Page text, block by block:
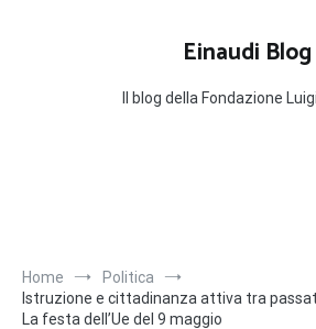
Einaudi Blog
Il blog della Fondazione
Home
Politica
Istruzione e cittadinanza attiva tra
La festa dell’Ue del 9 maggio